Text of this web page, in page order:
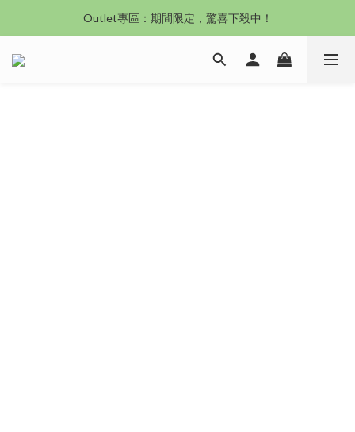
沙發新登場｜想躺就躺，頭等艙到商務艙一次擁有
Outlet專區：期間限定，驚喜下殺中！
沙發新登場｜想躺就躺，頭等艙到商務艙一次擁有